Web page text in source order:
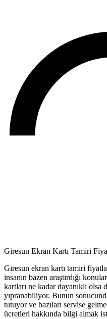
Giresun Ekran Kartı Tamiri
Giresun ekran kartı tamiri
insanın bazen araştırdığı
kartları ne kadar dayanıklı olsa
yıpranabiliyor. Bunun
tutuyor ve bazıları servise
ücretleri hakkında bilgi almak